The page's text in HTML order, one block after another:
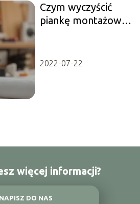
Czym wyczyścić
piankę montażową?
2022-07-22
więcej informacji?
NAPISZ DO NAS